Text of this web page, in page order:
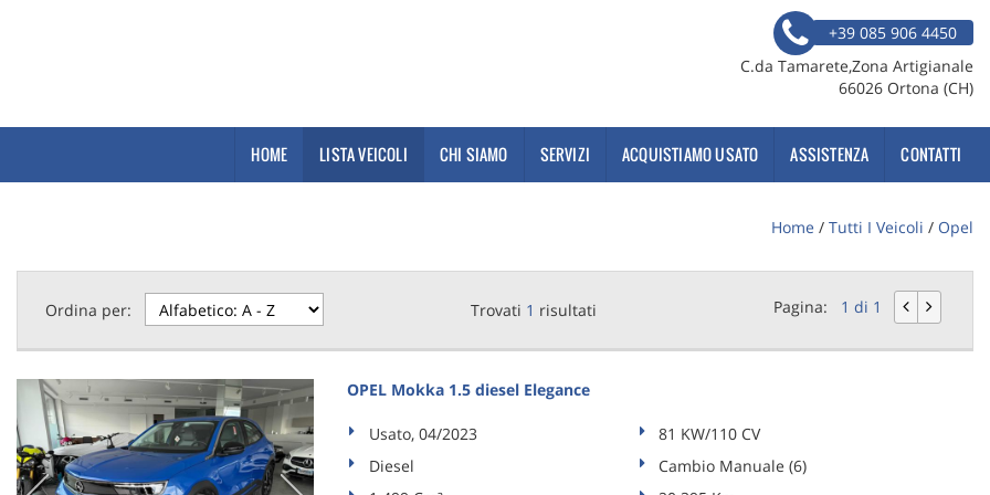
+39 085 906 4450
C.da Tamarete,Zona Artigianale
66026 Ortona (CH)
HOME LISTA VEICOLI CHI SIAMO SERVIZI ACQUISTIAMO USATO ASSISTENZA CONTATTI
Home / Tutti I Veicoli / Opel
Ordina per: Trovati 1 risultati Pagina: 1 di 1
OPEL Mokka 1.5 diesel Elegance
Usato, 04/2023
81 KW/110 CV
Diesel
Cambio Manuale (6)